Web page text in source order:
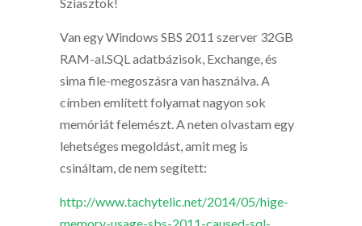
Van egy Windows SBS 2011 szerver 32GB
RAM-al.SQL adatbázisok, Exchange, és
sima file-megoszásra van használva. A
címben említett folyamat nagyon sok
memóriát felemészt. A neten olvastam egy
lehetséges megoldást, amit meg is
csináltam, de nem segített:
http://www.tachytelic.net/2014/05/hige-